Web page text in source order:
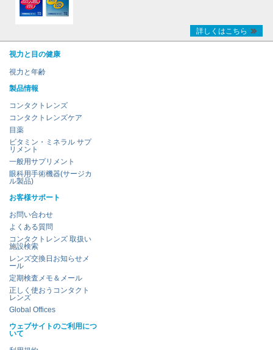
詳しくはこちら
視力と目の健康
視力と年齢
製品情報
コンタクトレンズ
コンタクトレンズケア
目薬
ビタミン・ミネラル サプ
リメント
一般用サプリメント
眼科用手術機器(サージカ
ル製品)
お客様サポート
お問い合わせ
よくある質問
コンタクトレンズ 取扱い
施設検索
レンズ交換日お知らせメ
ール
定期検査メモ＆メール
正しく使おうコンタクト
レンズ
Global Offices
ウェブサイトのご利用につ
いて